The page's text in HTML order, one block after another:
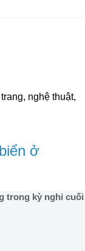
nghệ thuật,
ở
trong kỳ nghỉ